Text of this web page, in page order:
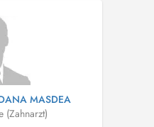
MASDEA
(Zahnarzt)